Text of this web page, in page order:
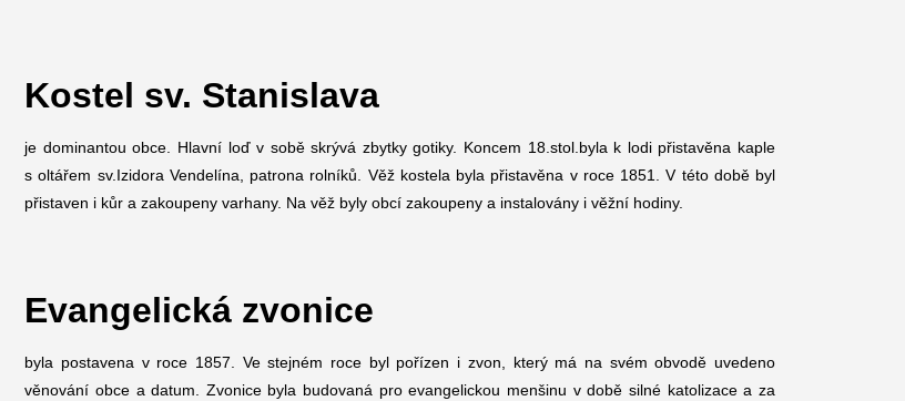
Kostel sv. Stanislava
je dominantou obce. Hlavní loď v sobě skrývá zbytky gotiky. Koncem 18.stol.byla k lodi přistavěna kaple
s oltářem sv.Izidora Vendelína, patrona rolníků. Věž kostela byla přistavěna v roce 1851. V této době byl
přistaven i kůr a zakoupeny varhany. Na věž byly obcí zakoupeny a instalovány i věžní hodiny.
Evangelická zvonice
byla postavena v roce 1857. Ve stejném roce byl pořízen i zvon, který má na svém obvodě uvedeno
věnování obce a datum. Zvonice byla budovaná pro evangelickou menšinu v době silné katolizace a za